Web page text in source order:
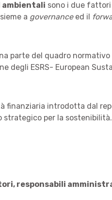
ambientali sono i due
a governanceed il
parte del quadro
degli ESRS- European
finanziaria introdotta dal
strategico per la sostenibilità.
responsabili